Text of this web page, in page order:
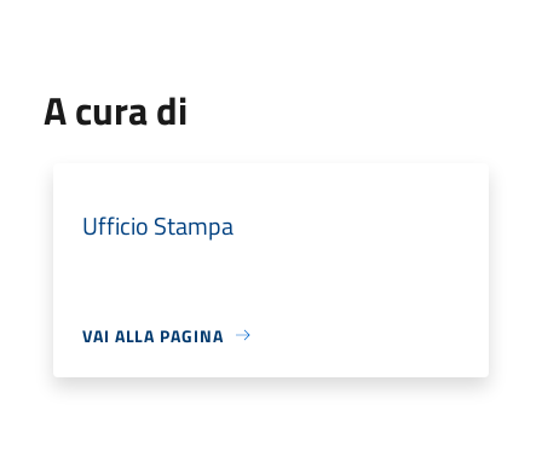
A cura di
Ufficio Stampa
VAI ALLA PAGINA